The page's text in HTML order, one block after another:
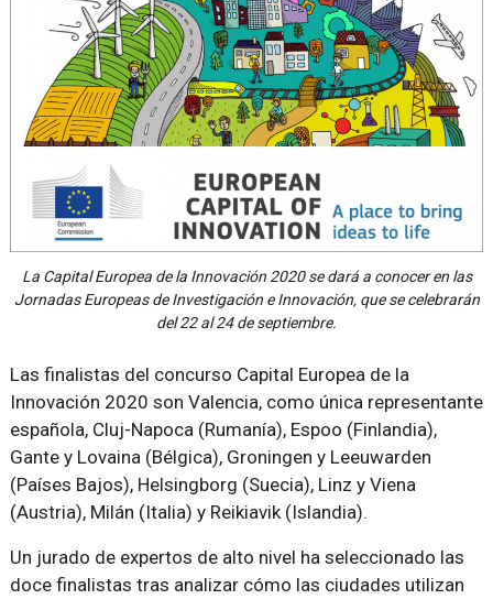
La Capital Europea de la Innovación 2020 se dará a conocer en las
Jornadas Europeas de Investigación e Innovación, que se celebrarán
del 22 al 24 de septiembre.
Las finalistas del concurso Capital Europea de la
Innovación 2020 son Valencia, como única representante
española, Cluj-Napoca (Rumanía), Espoo (Finlandia),
Gante y Lovaina (Bélgica), Groningen y Leeuwarden
(Países Bajos), Helsingborg (Suecia), Linz y Viena
(Austria), Milán (Italia) y Reikiavik (Islandia).
Un jurado de expertos de alto nivel ha seleccionado las
doce finalistas tras analizar cómo las ciudades utilizan